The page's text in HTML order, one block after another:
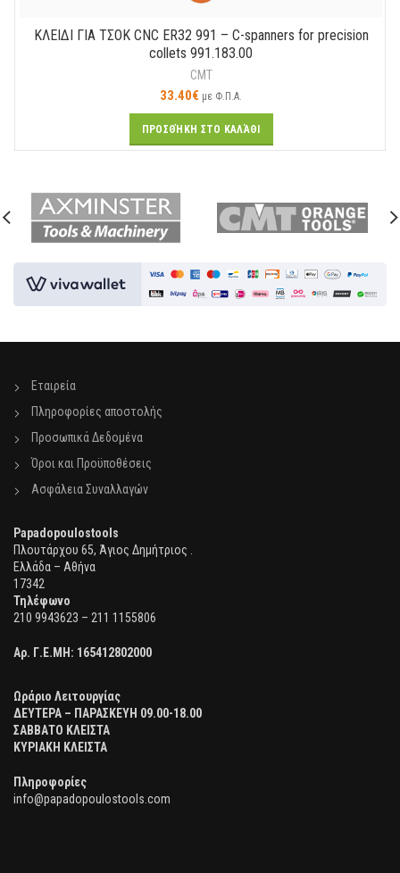
ΚΛΕΙΔΙ ΓΙΑ ΤΣΟΚ CNC ER32 991 – C-spanners for precision
collets 991.183.00
CMT
33.40€ με Φ.Π.Α.
ΠΡΟΣΘΉΚΗ ΣΤΟ ΚΑΛΆΘΙ
Εταιρεία
Πληροφορίες αποστολής
Προσωπικά Δεδομένα
Όροι και Προϋποθέσεις
Ασφάλεια Συναλλαγών
Papadopoulostools
Πλουτάρχου 65, Άγιος Δημήτριος .
Ελλάδα – Αθήνα
17342
Τηλέφωνο
210 9943623 – 211 1155806
Αρ. Γ.Ε.ΜΗ: 165412802000
Ωράριο Λειτουργίας
ΔΕΥΤΕΡΑ – ΠΑΡΑΣΚΕΥΗ 09.00-18.00
ΣΑΒΒΑΤΟ ΚΛΕΙΣΤΑ
ΚΥΡΙΑΚΗ ΚΛΕΙΣΤΑ
Πληροφορίες
info@papadopoulostools.com